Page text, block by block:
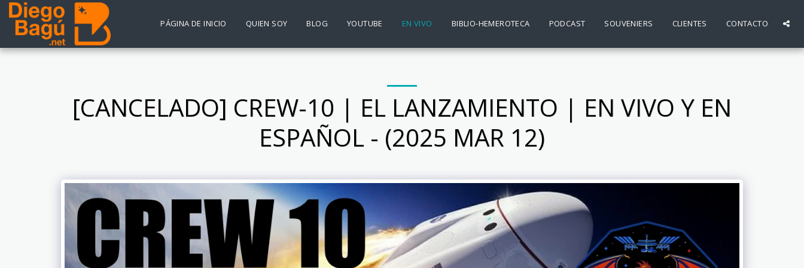
PÁGINA DE INICIO QUIEN SOY BLOG YOUTUBE EN VIVO BIBLIO-HEMEROTECA PODCAST SOUVENIERS CLIENTES CONTACTO
[CANCELADO] CREW-10 | EL LANZAMIENTO | EN VIVO Y EN
ESPAÑOL - (2025 MAR 12)